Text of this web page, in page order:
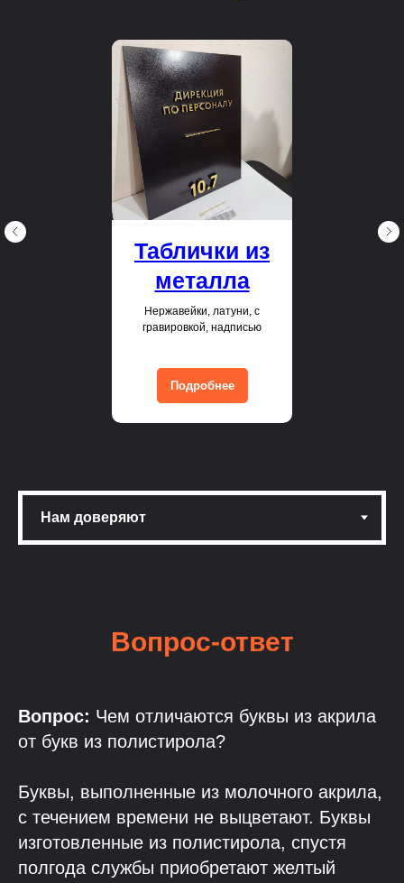
Таблички из
металла
Нержавейки, латуни, с
гравировкой, надписью
Подробнее
Вопрос-ответ
Вопрос: Чем отличаются буквы из акрила
от букв из полистирола?
Буквы, выполненные из молочного акрила,
с течением времени не выцветают. Буквы
изготовленные из полистирола, спустя
полгода службы приобретают желтый